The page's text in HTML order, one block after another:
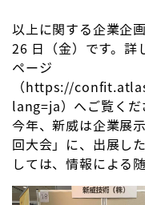
以上に関する企業企
26 日（金）です。詳
ページ
（https://
lang=ja）へご覧くだ
今年、新威は企業展
回大会」に、出展し
しては、情報による